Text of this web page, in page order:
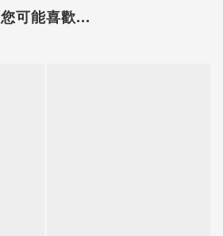
您可能喜歡...